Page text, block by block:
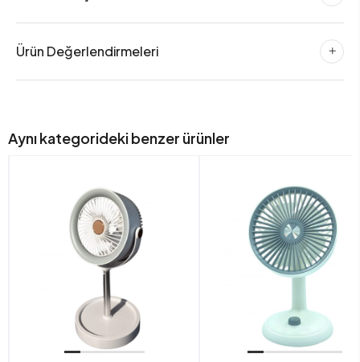
Ürün Değerlendirmeleri
Aynı kategorideki benzer ürünler